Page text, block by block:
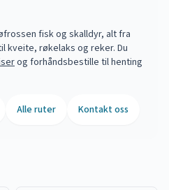
fisk og skalldyr, alt fra
røkelaks og reker. Du
og forhåndsbestille til henting
Alle ruter Kontakt oss